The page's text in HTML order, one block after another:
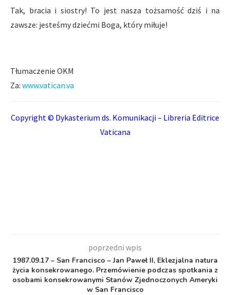
Tak, bracia i siostry! To jest nasza tożsamość dziś i na
zawsze: jesteśmy dziećmi Boga, który miłuje!
Tłumaczenie OKM
Za: www.vatican.va
Copyright © Dykasterium ds. Komunikacji – Libreria Editrice
Vaticana
poprzedni wpis
1987.09.17 – San Francisco – Jan Paweł II, Eklezjalna natura
życia konsekrowanego. Przemówienie podczas spotkania z
osobami konsekrowanymi Stanów Zjednoczonych Ameryki
w San Francisco